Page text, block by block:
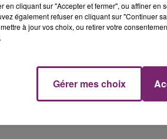
en cliquant sur "Accepter et fermer", ou affiner
également refuser en cliquant sur "Continuer
à jour vos choix, ou retirer votre
Gérer mes choix